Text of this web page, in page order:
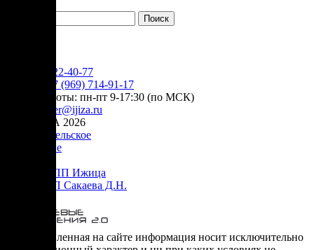
+7 (905) 222-40-77
+7 (969) 714-91-17
режим работы: пн-пт 9-17:30 (по МСК)
order@ijiza.ru
© ИЖИЦА 2026
Пользовательское
соглашение
Оферта НПП Ижица
Оферта ИП Сакаева Д.Н.
* представленная на сайте информация носит исключительно